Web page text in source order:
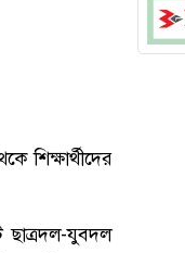
শিক্ষার্থীদের
ছাত্রদল-যুবদল